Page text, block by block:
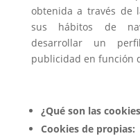
obtenida a través de
sus hábitos de
desarrollar un
publicidad en función
¿Qué son las
Cookies de propias: